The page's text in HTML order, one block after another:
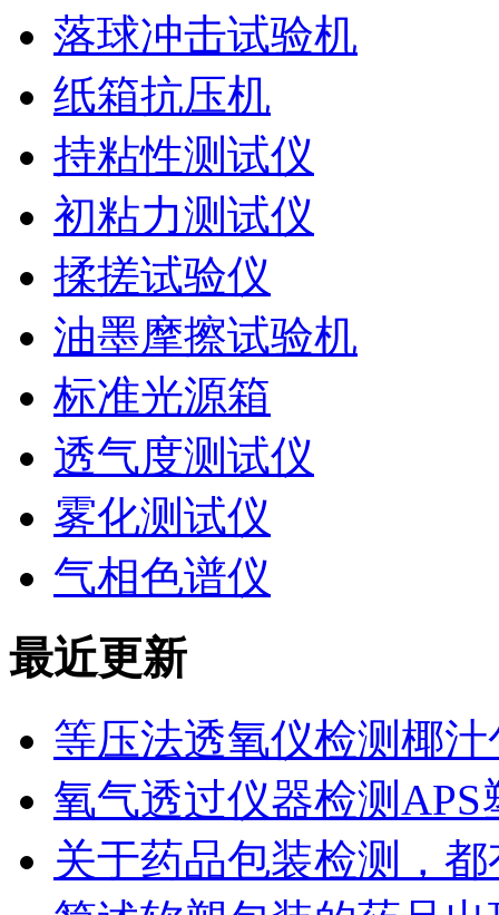
落球冲击试验机
纸箱抗压机
持粘性测试仪
初粘力测试仪
揉搓试验仪
油墨摩擦试验机
标准光源箱
透气度测试仪
雾化测试仪
气相色谱仪
最近更新
等压法透氧仪检测椰
氧气透过仪器检测
关于药品包装检测，